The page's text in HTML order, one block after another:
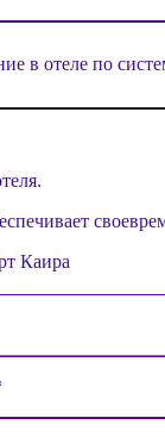
в отеле по
Каира